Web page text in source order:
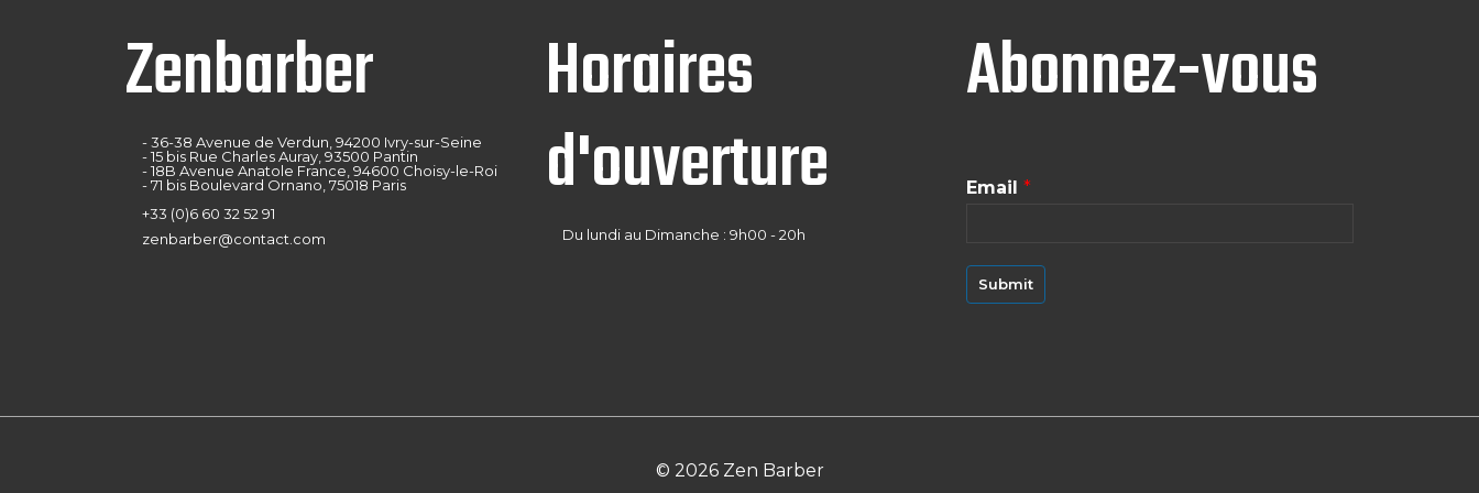
Zenbarber
- 36-38 Avenue de Verdun, 94200 Ivry-sur-Seine
- 15 bis Rue Charles Auray, 93500 Pantin
- 18B Avenue Anatole France, 94600 Choisy-le-Roi
- 71 bis Boulevard Ornano, 75018 Paris
+33 (0)6 60 32 52 91
zenbarber@contact.com
Horaires
d'ouverture
Du lundi au Dimanche : 9h00 - 20h
Abonnez-vous
Email *
Submit
© 2026 Zen Barber